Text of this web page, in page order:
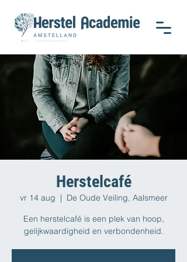
Herstelcafé
vr 14 aug
  |
De Oude Veiling, Aalsmeer
Een herstelcafé is een plek van hoop,
gelijkwaardigheid en verbondenheid.